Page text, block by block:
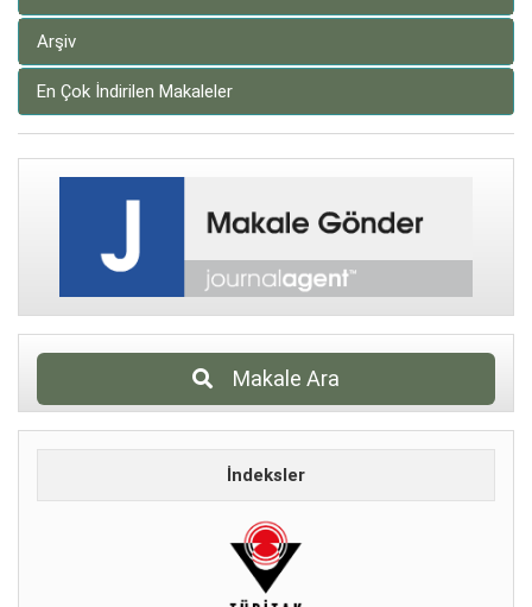
Arşiv
En Çok İndirilen Makaleler
Makale Ara
İndeksler